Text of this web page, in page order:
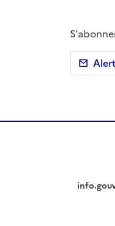
Twitter)
emaildans le presse-